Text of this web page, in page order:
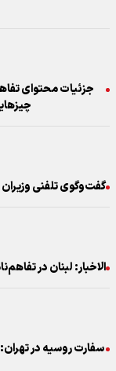
جزئیات محتوای
گفت‌وگوی تلفنی وزیران
الاخبار: لبنان در
سفارت روسیه در